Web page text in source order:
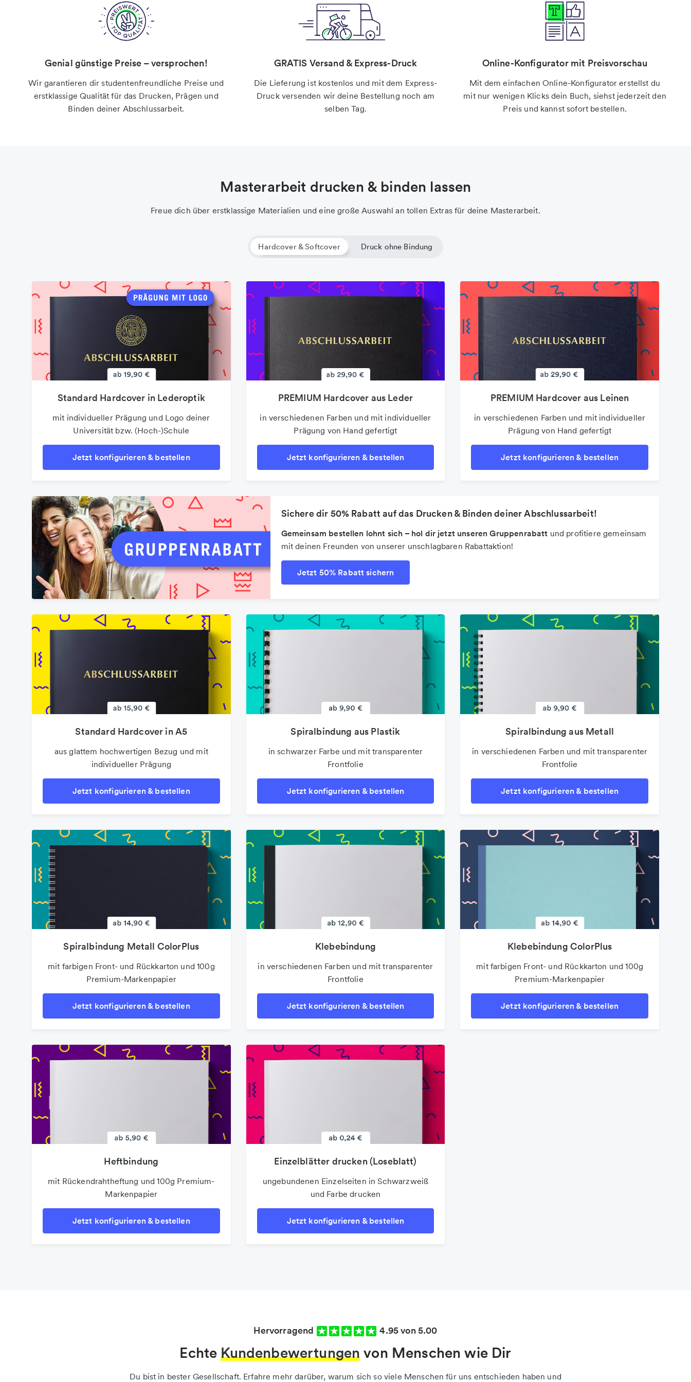
Genial günstige Preise – versprochen!
Wir garantieren dir studentenfreundliche Preise und
erstklassige Qualität für das Drucken, Prägen und
Binden deiner Abschlussarbeit.
GRATIS Versand & Express-Druck
Die Lieferung ist kostenlos und mit dem Express-
Druck versenden wir deine Bestellung noch am
selben Tag.
Online-Konfigurator mit Preisvorschau
Mit dem einfachen Online-Konfigurator erstellst du
mit nur wenigen Klicks dein Buch, siehst jederzeit den
Preis und kannst sofort bestellen.
Masterarbeit drucken & binden lassen
Freue dich über erstklassige Materialien und eine große Auswahl an tollen Extras für deine Masterarbeit.
Hardcover & Softcover Druck ohne Bindung
Standard Hardcover in Lederoptik
mit individueller Prägung und Logo deiner
Universität bzw. (Hoch-)Schule
Jetzt konfigurieren & bestellen
PREMIUM Hardcover aus Leder
in verschiedenen Farben und mit individueller
Prägung von Hand gefertigt
Jetzt konfigurieren & bestellen
PREMIUM Hardcover aus Leinen
in verschiedenen Farben und mit individueller
Prägung von Hand gefertigt
Jetzt konfigurieren & bestellen
Sichere dir 50% Rabatt auf das Drucken & Binden deiner Abschlussarbeit!
Gemeinsam bestellen lohnt sich – hol dir jetzt unseren Gruppenrabatt und profitiere gemeinsam
mit deinen Freunden von unserer unschlagbaren Rabattaktion!
Jetzt 50% Rabatt sichern
Standard Hardcover in A5
aus glattem hochwertigen Bezug und mit
individueller Prägung
Jetzt konfigurieren & bestellen
Spiralbindung aus Plastik
in schwarzer Farbe und mit transparenter
Frontfolie
Jetzt konfigurieren & bestellen
Spiralbindung aus Metall
in verschiedenen Farben und mit transparenter
Frontfolie
Jetzt konfigurieren & bestellen
Spiralbindung Metall ColorPlus
mit farbigen Front- und Rückkarton und 100g
Premium-Markenpapier
Jetzt konfigurieren & bestellen
Klebebindung
in verschiedenen Farben und mit transparenter
Frontfolie
Jetzt konfigurieren & bestellen
Klebebindung ColorPlus
mit farbigen Front- und Rückkarton und 100g
Premium-Markenpapier
Jetzt konfigurieren & bestellen
Heftbindung
mit Rückendrahtheftung und 100g Premium-
Markenpapier
Jetzt konfigurieren & bestellen
Einzelblätter drucken (Loseblatt)
ungebundenen Einzelseiten in Schwarzweiß
und Farbe drucken
Jetzt konfigurieren & bestellen
Einzelblätter drucken
ungebundenen Einzelseiten
drucken
Jetzt konfigurieren &
Hervorragend 4.95 von 5.00
EchteKundenbewertungenvon Menschen wie Dir
Du bist in bester Gesellschaft. Erfahre mehr darüber, warum sich so viele Menschen für uns entschieden haben und